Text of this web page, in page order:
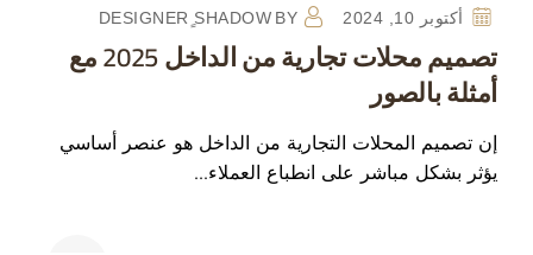
أكتوبر 10, 2024 BY DESIGNER ٍSHADOW
تصميم محلات تجارية من الداخل 2025 مع
أمثلة بالصور
إن تصميم المحلات التجارية من الداخل هو عنصر أساسي
يؤثر بشكل مباشر على انطباع العملاء…